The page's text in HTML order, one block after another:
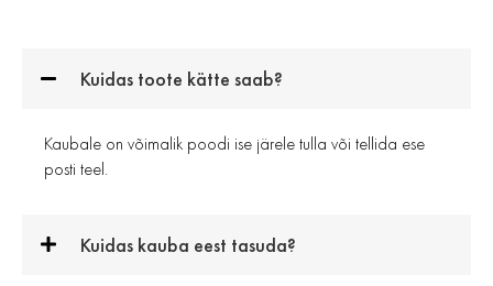
Kuidas toote kätte saab?
Kaubale on võimalik poodi ise järele tulla või tellida ese
posti teel.
Kuidas kauba eest tasuda?